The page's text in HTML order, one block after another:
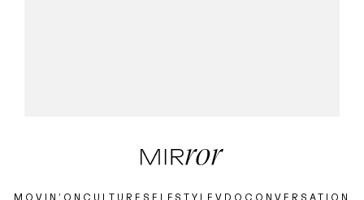
MOVIN’ON CULTURE SELF STYLE VDO CONVERSATION